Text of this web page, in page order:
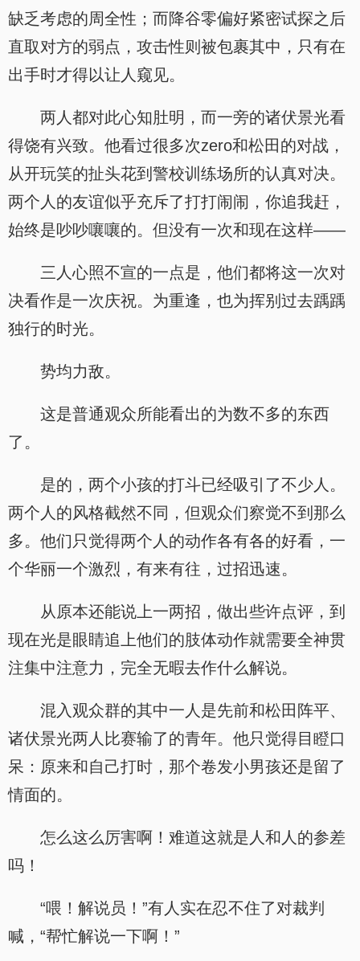
缺乏考虑的周全性；而降谷零偏好紧密试探之后
直取对方的弱点，攻击性则被包裹其中，只有在
出手时才得以让人窥见。
两人都对此心知肚明，而一旁的诸伏景光看
得饶有兴致。他看过很多次zero和松田的对战，
从开玩笑的扯头花到警校训练场所的认真对决。
两个人的友谊似乎充斥了打打闹闹，你追我赶，
始终是吵吵嚷嚷的。但没有一次和现在这样——
三人心照不宣的一点是，他们都将这一次对
决看作是一次庆祝。为重逢，也为挥别过去踽踽
独行的时光。
势均力敌。
这是普通观众所能看出的为数不多的东西
了。
是的，两个小孩的打斗已经吸引了不少人。
两个人的风格截然不同，但观众们察觉不到那么
多。他们只觉得两个人的动作各有各的好看，一
个华丽一个激烈，有来有往，过招迅速。
从原本还能说上一两招，做出些许点评，到
现在光是眼睛追上他们的肢体动作就需要全神贯
注集中注意力，完全无暇去作什么解说。
混入观众群的其中一人是先前和松田阵平、
诸伏景光两人比赛输了的青年。他只觉得目瞪口
呆：原来和自己打时，那个卷发小男孩还是留了
情面的。
怎么这么厉害啊！难道这就是人和人的参差
吗！
“喂！解说员！”有人实在忍不住了对裁判
喊，“帮忙解说一下啊！”